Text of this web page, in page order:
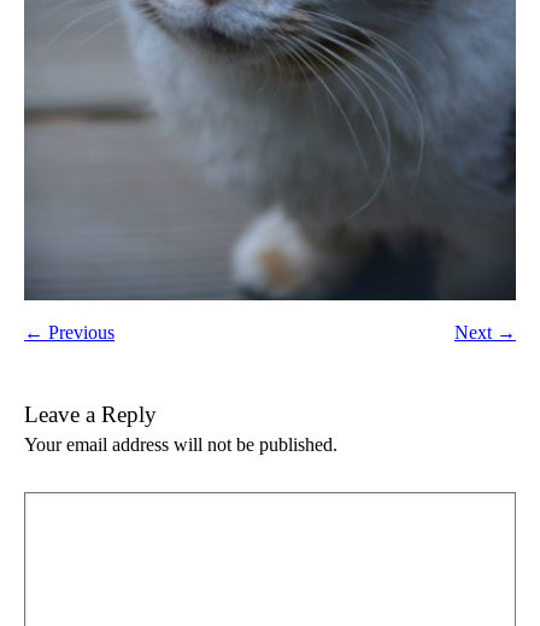
← Previous Next →
Leave a Reply
Your email address will not be published.